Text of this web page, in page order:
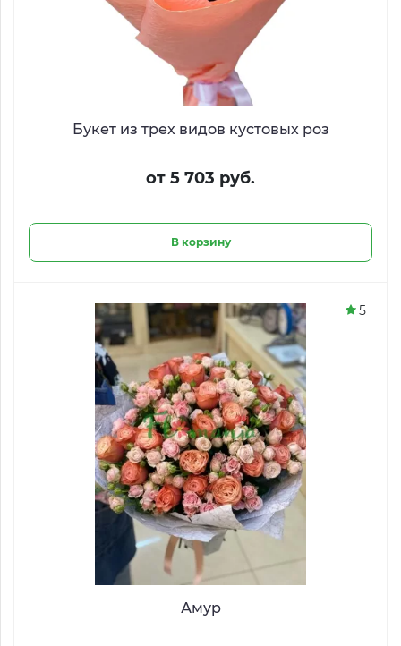
Букет из трех видов кустовых роз
от 5 703 руб.
В корзину
Амур
5